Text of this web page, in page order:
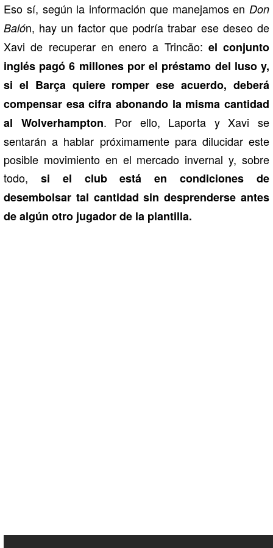
Eso sí, según la información que manejamos en Don
Balón, hay un factor que podría trabar ese deseo de
Xavi de recuperar en enero a Trincão: el conjunto
inglés pagó 6 millones por el préstamo del luso y,
si el Barça quiere romper ese acuerdo, deberá
compensar esa cifra abonando la misma cantidad
al Wolverhampton. Por ello, Laporta y Xavi se
sentarán a hablar próximamente para dilucidar este
posible movimiento en el mercado invernal y, sobre
todo, si el club está en condiciones de
desembolsar tal cantidad sin desprenderse antes
de algún otro jugador de la plantilla.